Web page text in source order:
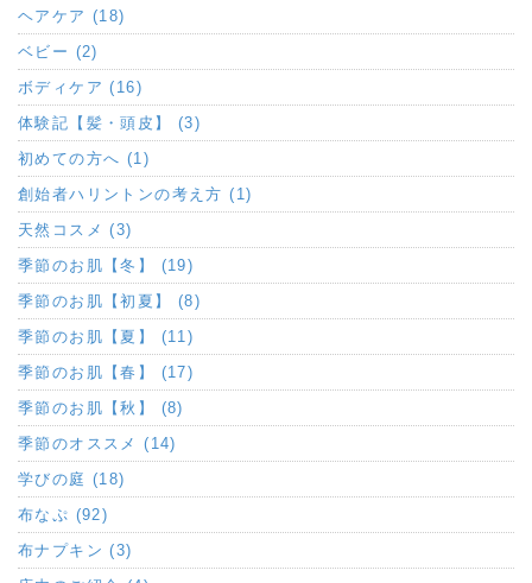
ヘアケア (18)
ベビー (2)
ボディケア (16)
体験記【髪・頭皮】 (3)
初めての方へ (1)
創始者ハリントンの考え方 (1)
天然コスメ (3)
季節のお肌【冬】 (19)
季節のお肌【初夏】 (8)
季節のお肌【夏】 (11)
季節のお肌【春】 (17)
季節のお肌【秋】 (8)
季節のオススメ (14)
学びの庭 (18)
布なぷ (92)
布ナプキン (3)